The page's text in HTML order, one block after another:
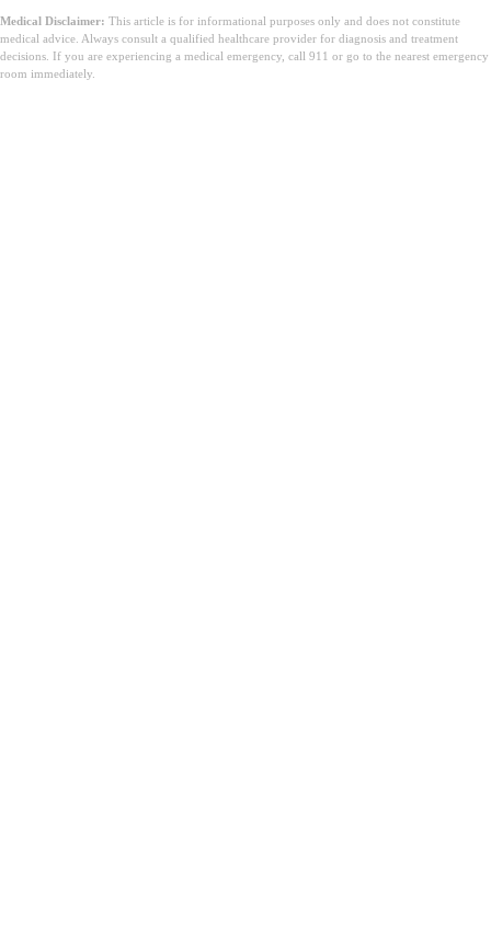
Medical Disclaimer: This article is for informational purposes only and does not constitute
medical advice. Always consult a qualified healthcare provider for diagnosis and treatment
decisions. If you are experiencing a medical emergency, call 911 or go to the nearest emergency
room immediately.